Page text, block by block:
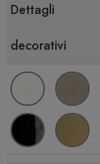
Dettagli
decorativi